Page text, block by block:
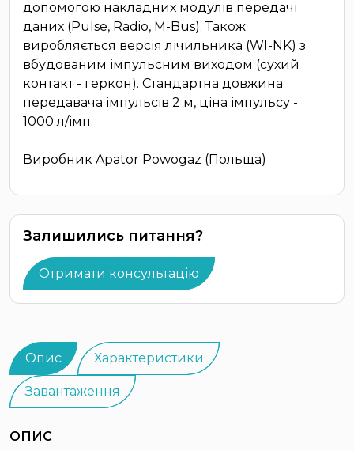
допомогою накладних модулів передачі
даних (Pulse, Radio, M-Bus). Також
виробляється версія лічильника (WI-NK) з
вбудованим імпульсним виходом (сухий
контакт - геркон). Стандартна довжина
передавача імпульсів 2 м, ціна імпульсу -
1000 л/імп.
Виробник Apator Powogaz (Польща)
Залишились питання?
Отримати консультацію
Опис Характеристики
Завантаження
ОПИС